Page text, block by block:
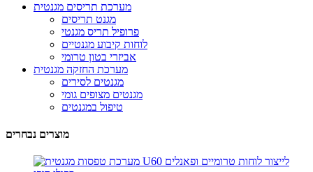
מערכת תריסים מגנטית
מגנט תריסים
פרופיל תריס מגנטי
לוחות קיבוע מגנטיים
אביזרי בטון טרומי
מערכת החזקה מגנטית
מגנטים לסירים
מגנטים מצופים גומי
טיפול במגנטים
מוצרים נבחרים